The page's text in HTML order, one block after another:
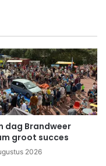
dag Brandweer
groot succes
2026